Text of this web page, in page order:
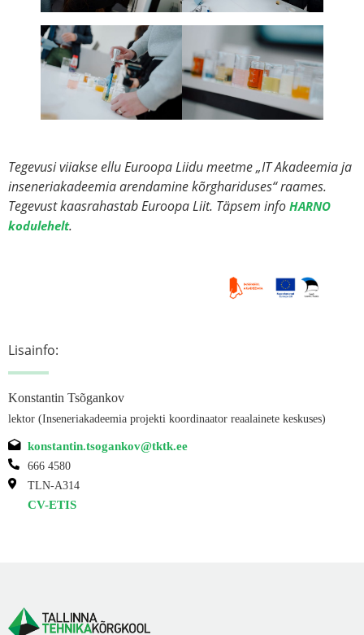
Tegevusi viiakse ellu Euroopa Liidu meetme „IT Akadeemia ja
inseneriakadeemia arendamine kõrghariduses“ raames.
Tegevust kaasrahastab Euroopa Liit. Täpsem info HARNO
kodulehelt.
Lisainfo:
Konstantin Tsõgankov
lektor (Inseneriakadeemia projekti koordinaator reaalainete keskuses)
konstantin.tsogankov@tktk.ee
666 4580
TLN-A314
CV-ETIS